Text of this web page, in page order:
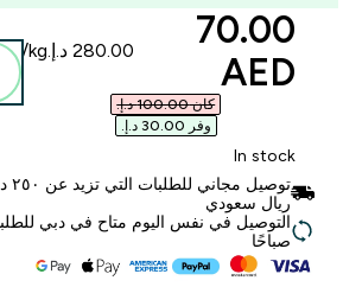
discounted price
70.00
AED‎
كان ‏100.00 د.إ.‏‎
وفر ‏30.00 د.إ.‏‎
In stock
ريال سعودي
صباحًا